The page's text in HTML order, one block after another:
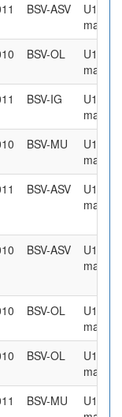
BSV-ASV
U16
BSV-OL
U16
BSV-IG
U16
BSV-MU
U16
BSV-ASV
U16
BSV-ASV
U16
BSV-OL
U16
BSV-OL
U16
BSV-MU
U16